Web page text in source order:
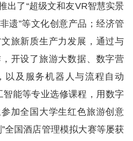
出了“超级文和友VR智慧实景
遗”等文化创意产品；经济管
旅新质生产力发展，通过与
开设了旅游大数据、数字营
以及服务机器人与流程自动
智能等专业选修课程，用数字
加全国大学生红色旅游创意
全国酒店管理模拟大赛等屡获